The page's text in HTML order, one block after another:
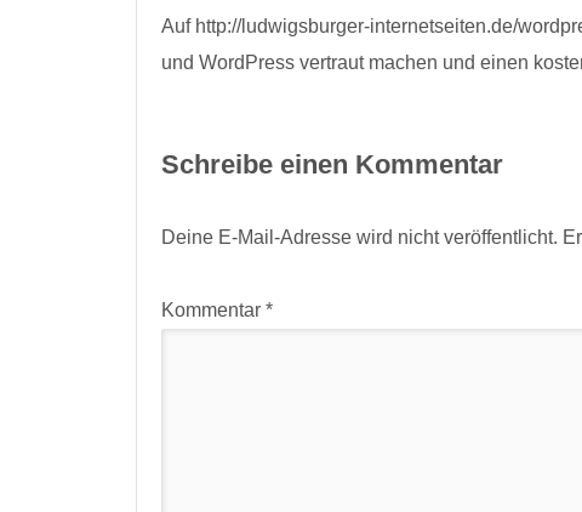
Auf http://ludwigsburger-internetseiten.de/
und WordPress vertraut machen und einen
Schreibe einen Kommentar
Deine E-Mail-Adresse wird nicht veröffentlicht.
Kommentar *